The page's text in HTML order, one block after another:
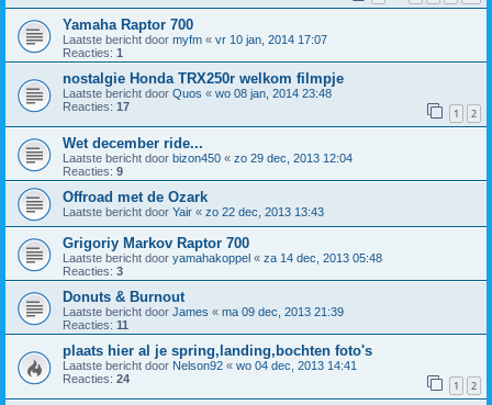
Yamaha Raptor 700
Laatste bericht door myfm « vr 10 jan, 2014 17:07
Reacties: 1
nostalgie Honda TRX250r welkom filmpje
Laatste bericht door Quos « wo 08 jan, 2014 23:48
Reacties: 17 1 2
Wet december ride...
Laatste bericht door bizon450 « zo 29 dec, 2013 12:04
Reacties: 9
Offroad met de Ozark
Laatste bericht door Yair « zo 22 dec, 2013 13:43
Grigoriy Markov Raptor 700
Laatste bericht door yamahakoppel « za 14 dec, 2013 05:48
Reacties: 3
Donuts & Burnout
Laatste bericht door James « ma 09 dec, 2013 21:39
Reacties: 11
plaats hier al je spring,landing,bochten foto's
Laatste bericht door Nelson92 « wo 04 dec, 2013 14:41
Reacties: 24 1 2